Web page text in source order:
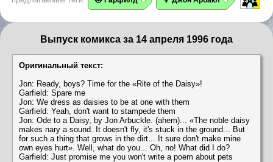
Выпуск комикса за 14 апреля 1996 года
Оригинальный текст:
Jon: Ready, boys? Time for the «Rite of the Daisy»!
Garfield: Spare me
Jon: We dress as daisies to be at one with them
Garfield: Yeah, don't want to stampede them
Jon: Ode to a Daisy, by Jon Arbuckle. (ahem)... «The noble daisy
makes nary a sound. It doesn't fly, it's stuck in the ground... But
for such a thing that grows in the dirt... It sure don't make mine
own eyes hurt». Well, what do you... Oh, no! What did I do?
Garfield: Just promise me you won't write a poem about pets